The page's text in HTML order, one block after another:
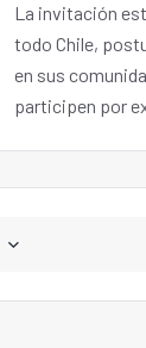
La invitación
todo Chile,
en sus
participen por